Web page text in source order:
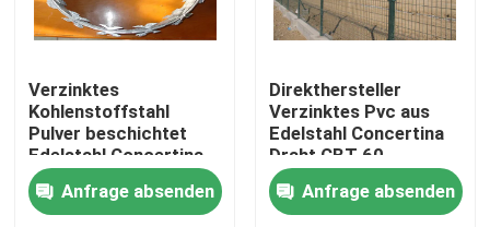
Fabrik-Ausflug
Qualitätskontrolle
Verzinktes
Kohlenstoffstahl
Pulver beschichtet
Edelstahl Concertina
Draht BTO-22 CBT-60
CBT-65Anfrage absenden
Direkthersteller
Verzinktes Pvc aus
Edelstahl Concertina
Draht CBT 60
Anfrage absenden